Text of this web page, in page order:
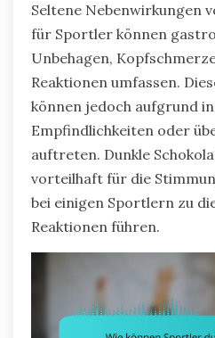
Seltene Nebenwirkungen
für Sportler können
Unbehagen,
Reaktionen umfassen.
können jedoch aufgrund
Empfindlichkeiten oder
auftreten. Dunkle
vorteilhaft für die
bei einigen Sportlern zu
Reaktionen führen.